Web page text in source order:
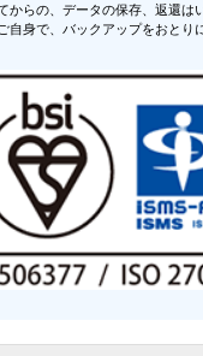
からの、データの保存、返還は
自身で、バックアップをおとり